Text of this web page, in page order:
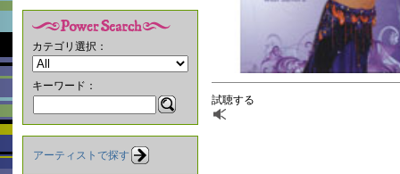
カテゴリ選択：
キーワード：
アーティストで探す
試聴する